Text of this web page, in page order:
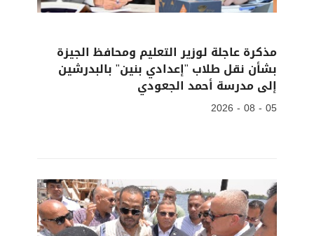
مذكرة عاجلة لوزير التعليم ومحافظ الجيزة
بشأن نقل طلاب "إعدادي بنين" بالبدرشين
إلى مدرسة أحمد الجعودي
05 - 08 - 2026